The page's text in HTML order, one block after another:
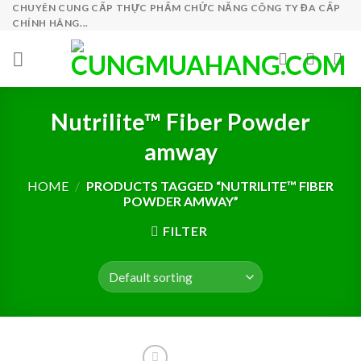
Skip
content
CHUYÊN CUNG CẤP THỰC PHẨM CHỨC NĂNG CÔNG TY ĐA CẤP
CHÍNH HÃNG...
Nutrilite™ Fiber Powder
amway
HOME / PRODUCTS TAGGED “NUTRILITE™ FIBER
POWDER AMWAY”
FILTER